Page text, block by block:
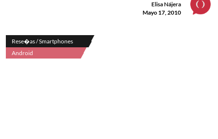
Elisa Nájera
Mayo 17, 2010
Rese�as / Smartphones
Android